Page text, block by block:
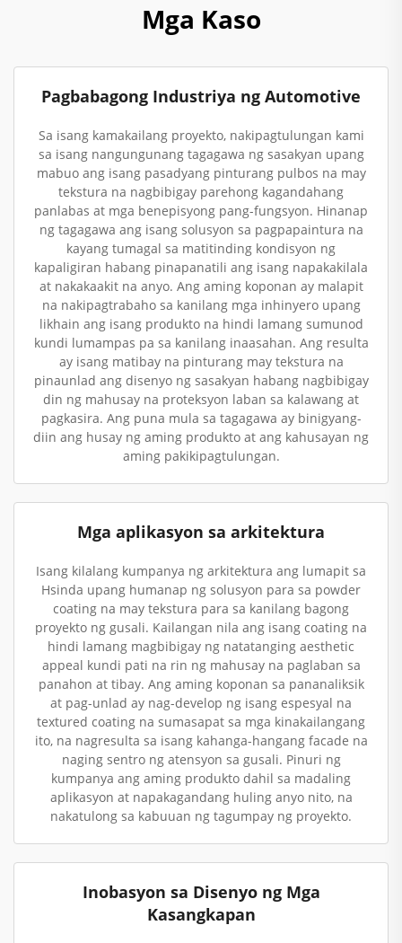
Mga Kaso
Pagbabagong Industriya ng Automotive
Sa isang kamakailang proyekto, nakipagtulungan kami
sa isang nangungunang tagagawa ng sasakyan upang
mabuo ang isang pasadyang pinturang pulbos na may
tekstura na nagbibigay parehong kagandahang
panlabas at mga benepisyong pang-fungsyon. Hinanap
ng tagagawa ang isang solusyon sa pagpapaintura na
kayang tumagal sa matitinding kondisyon ng
kapaligiran habang pinapanatili ang isang napakakilala
at nakakaakit na anyo. Ang aming koponan ay malapit
na nakipagtrabaho sa kanilang mga inhinyero upang
likhain ang isang produkto na hindi lamang sumunod
kundi lumampas pa sa kanilang inaasahan. Ang resulta
ay isang matibay na pinturang may tekstura na
pinaunlad ang disenyo ng sasakyan habang nagbibigay
din ng mahusay na proteksyon laban sa kalawang at
pagkasira. Ang puna mula sa tagagawa ay binigyang-
diin ang husay ng aming produkto at ang kahusayan ng
aming pakikipagtulungan.
Mga aplikasyon sa arkitektura
Isang kilalang kumpanya ng arkitektura ang lumapit sa
Hsinda upang humanap ng solusyon para sa powder
coating na may tekstura para sa kanilang bagong
proyekto ng gusali. Kailangan nila ang isang coating na
hindi lamang magbibigay ng natatanging aesthetic
appeal kundi pati na rin ng mahusay na paglaban sa
panahon at tibay. Ang aming koponan sa pananaliksik
at pag-unlad ay nag-develop ng isang espesyal na
textured coating na sumasapat sa mga kinakailangang
ito, na nagresulta sa isang kahanga-hangang facade na
naging sentro ng atensyon sa gusali. Pinuri ng
kumpanya ang aming produkto dahil sa madaling
aplikasyon at napakagandang huling anyo nito, na
nakatulong sa kabuuan ng tagumpay ng proyekto.
Inobasyon sa Disenyo ng Mga
Kasangkapan